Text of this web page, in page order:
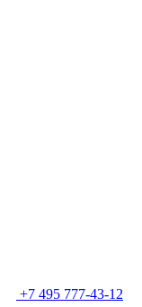
+7 495 777-43-12